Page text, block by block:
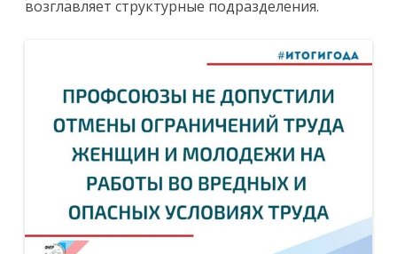
возглавляет структурные подразделения.